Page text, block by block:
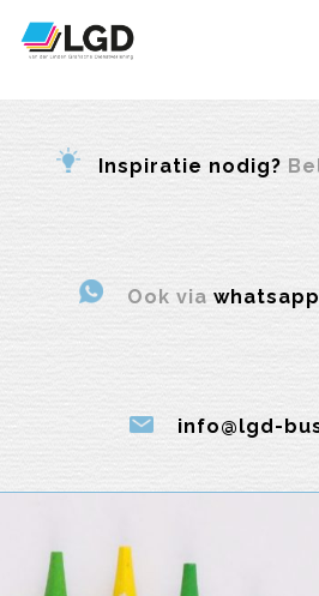
Service
Contact
Inspiratie nodig?
Ook via whatsapp
info@lgd-